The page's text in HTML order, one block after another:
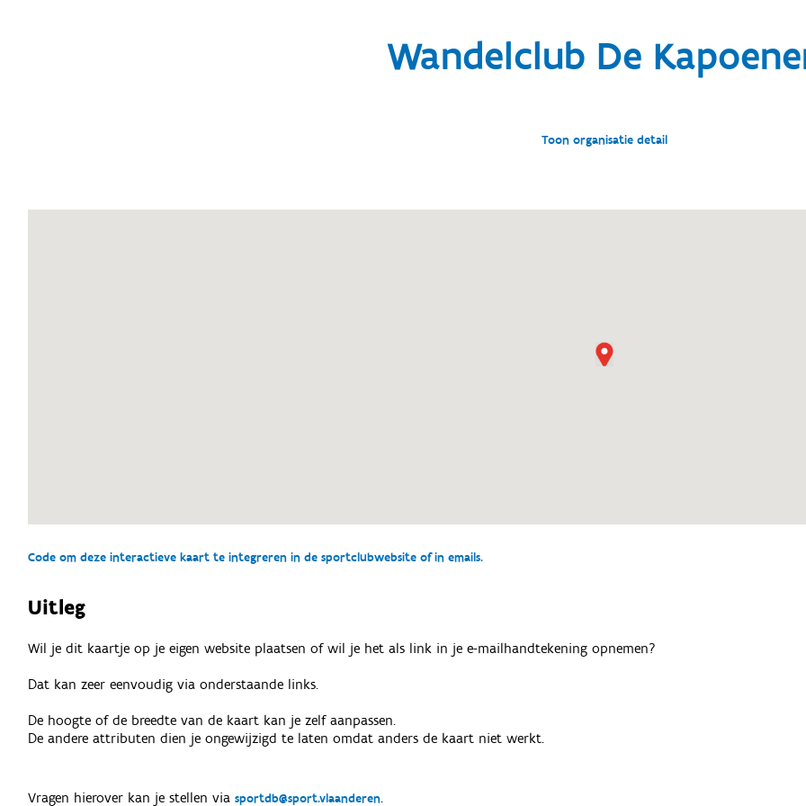
Wandelclub De
Toon organisatie detail
Code om deze interactieve kaart te integreren in de sportclubwebsite of in emails.
Uitleg
Wil je dit kaartje op je eigen website plaatsen of wil je het als link in je e-mailhandtekening opnemen?
Dat kan zeer eenvoudig via onderstaande links.
De hoogte of de breedte van de kaart kan je zelf aanpassen.
De andere attributen dien je ongewijzigd te laten omdat anders de kaart niet werkt.
Vragen hierover kan je stellen viasportdb@sport.vlaanderen.